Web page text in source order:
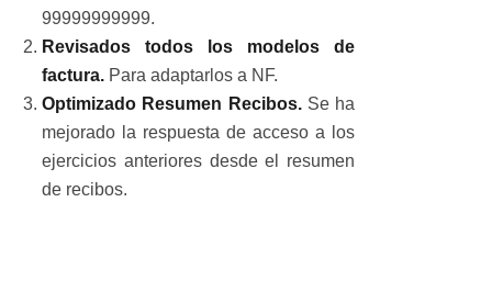
99999999999.
Revisados todos los modelos de
factura. Para adaptarlos a NF.
Optimizado Resumen Recibos. Se ha
mejorado la respuesta de acceso a los
ejercicios anteriores desde el resumen
de recibos.